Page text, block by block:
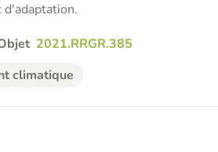
2021.RRGR.385
climatique